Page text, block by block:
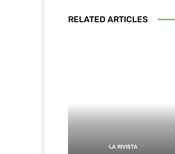
RELATED ARTICLES
LA RIVISTA